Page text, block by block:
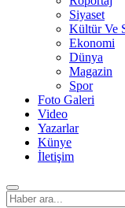
Siyaset
Kültür Ve
Ekonomi
Dünya
Magazin
Spor
Foto Galeri
Video
Yazarlar
Künye
İletişim